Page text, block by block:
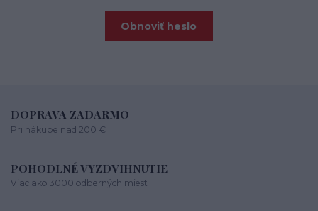
Obnoviť heslo
DOPRAVA ZADARMO
Pri nákupe nad 200 €
POHODLNÉ VYZDVIHNUTIE
Viac ako 3000 odberných miest